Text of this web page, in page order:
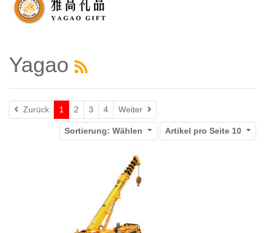
Yagao
Zurück 1 2 3 4 Weiter Weiter
Sortierung: Wählen Artikel pro Seite 10